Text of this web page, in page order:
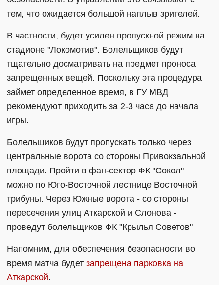
тем, что ожидается большой наплыв зрителей.
В частности, будет усилен пропускной режим на
стадионе "Локомотив". Болельщиков будут
тщательно досматривать на предмет проноса
запрещенных вещей. Поскольку эта процедура
займет определенное время, в ГУ МВД
рекомендуют приходить за 2-3 часа до начала
игры.
Болельщиков будут пропускать только через
центральные ворота со стороны Привокзальной
площади. Пройти в фан-сектор ФК "Сокол"
можно по Юго-Восточной лестнице Восточной
трибуны. Через Южные ворота - со стороны
пересечения улиц Аткарской и Слонова -
проведут болельщиков ФК "Крылья Советов"
Напомним, для обеспечения безопасности во
время матча будет запрещена парковка на
Аткарской.